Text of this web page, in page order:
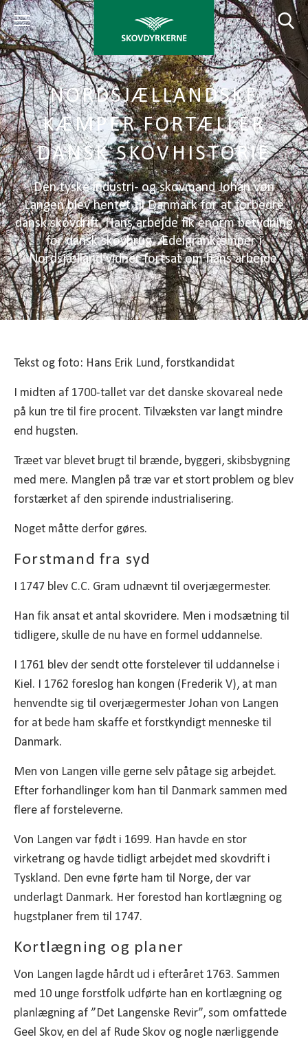
NORDSJÆLLANDSKE
KÆMPER FORTÆLLER
DANSK SKOVHISTORIE
Den tyske industri- og skovmand Johan von
Langen blev hentet til Danmark for at forbedre
dansk skovdrift. Hans arbejde fik enorm betydning
for dansk skovbrug. Ædelgrankæmper i
Nordsjælland vidner fortsat om hans arbejde.
Tekst og foto: Hans Erik Lund, forstkandidat
I midten af 1700-tallet var det danske skovareal nede
på kun tre til fire procent. Tilvæksten var langt mindre
end hugsten.
Træet var blevet brugt til brænde, byggeri, skibsbygning
med mere. Manglen på træ var et stort problem og blev
forstærket af den spirende industrialisering.
Noget måtte derfor gøres.
Forstmand fra syd
I 1747 blev C.C. Gram udnævnt til overjægermester.
Han fik ansat et antal skovridere. Men i modsætning til
tidligere, skulle de nu have en formel uddannelse.
I 1761 blev der sendt otte forstelever til uddannelse i
Kiel. I 1762 foreslog han kongen (Frederik V), at man
henvendte sig til overjægermester Johan von Langen
for at bede ham skaffe et forstkyndigt menneske til
Danmark.
Men von Langen ville gerne selv påtage sig arbejdet.
Efter forhandlinger kom han til Danmark sammen med
flere af forsteleverne.
Von Langen var født i 1699. Han havde en stor
virketrang og havde tidligt arbejdet med skovdrift i
Tyskland. Den evne førte ham til Norge, der var
underlagt Danmark. Her forestod han kortlægning og
hugstplaner frem til 1747.
Kortlægning og planer
Von Langen lagde hårdt ud i efteråret 1763. Sammen
med 10 unge forstfolk udførte han en kortlægning og
planlægning af ”Det Langenske Revir”, som omfattede
Geel Skov, en del af Rude Skov og nogle nærliggende